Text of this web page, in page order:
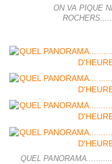
ON VA PIQUE
QUEL